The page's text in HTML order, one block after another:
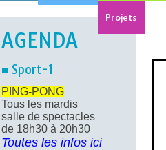
Projets
AGENDA
■ Sport-1
PING-PONG
Tous les mardis
salle de spectacles
de 18h30 à 20h30
Toutes les infos ici